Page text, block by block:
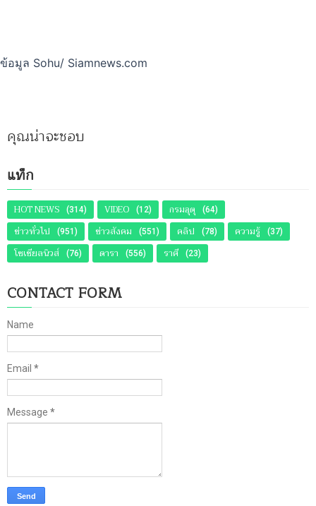
ข้อมูล Sohu/ Siamnews.com
คุณน่าจะชอบ
แท็ก
HOT NEWS (314) VIDEO (12) กรมอุตุ (64)
ข่าวทั่วไป (951) ข่าวสังคม (551) คลิป (78) ความรู้ (37)
โซเชียลนิวส์ (76) ดารา (556) ราศี (23)
CONTACT FORM
Name
Email *
Message *